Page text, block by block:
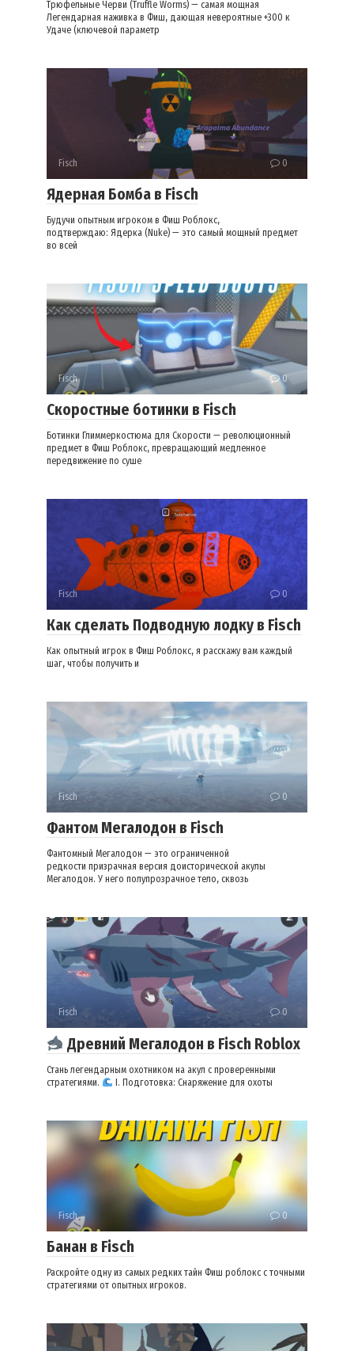
Трюфельные Черви (Truffle Worms) — самая мощная
Легендарная наживка в Фиш, дающая невероятные +300 к
Удаче (ключевой параметр
Fisch 0
Ядерная Бомба в Fisch
Будучи опытным игроком в Фиш Роблокс,
подтверждаю: Ядерка (Nuke) — это самый мощный предмет
во всей
Fisch 0
Скоростные ботинки в Fisch
Ботинки Глиммеркостюма для Скорости — революционный
предмет в Фиш Роблокс, превращающий медленное
передвижение по суше
Fisch 0
Как сделать Подводную лодку в Fisch
Как опытный игрок в Фиш Роблокс, я расскажу вам каждый
шаг, чтобы получить и
Fisch 0
Фантом Мегалодон в Fisch
Фантомный Мегалодон — это ограниченной
редкости призрачная версия доисторической акулы
Мегалодон. У него полупрозрачное тело, сквозь
Fisch 0
Древний Мегалодон в Fisch Roblox
Стань легендарным охотником на акул с проверенными
стратегиями.
I. Подготовка: Снаряжение для охоты
Fisch 0
Банан в Fisch
Раскройте одну из самых редких тайн Фиш роблокс с точными
стратегиями от опытных игроков.